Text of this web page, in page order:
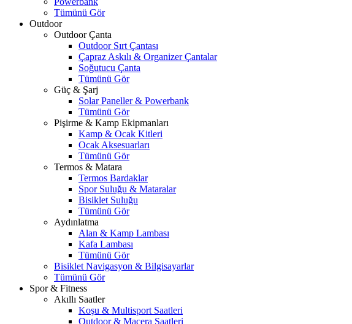
Tümünü Gör
Outdoor
Outdoor Çanta
Outdoor Sırt Çantası
Çapraz Askılı & Organizer Çantalar
Soğutucu Çanta
Tümünü Gör
Güç & Şarj
Solar Paneller & Powerbank
Tümünü Gör
Pişirme & Kamp Ekipmanları
Kamp & Ocak Kitleri
Ocak Aksesuarları
Tümünü Gör
Termos & Matara
Termos Bardaklar
Spor Suluğu & Mataralar
Bisiklet Suluğu
Tümünü Gör
Aydınlatma
Alan & Kamp Lambası
Kafa Lambası
Tümünü Gör
Bisiklet Navigasyon & Bilgisayarlar
Tümünü Gör
Spor & Fitness
Akıllı Saatler
Koşu & Multisport Saatleri
Outdoor & Macera Saatleri